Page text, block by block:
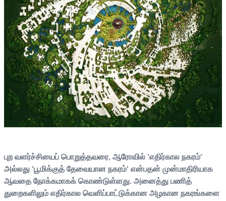
புற வளர்ச்சியைப் பொறுத்தவரை, ஆரோவில் 'எதிர்கால நகரம்'
அல்லது 'பூமிக்குத் தேவையான நகரம்' என்பதன் முன்மாதிரியாக
ஆவதை நோக்கமாகக் கொண்டுள்ளது. அனைத்து பணித்
துறைகளிலும் எதிர்கால வெளிப்பாட்டுக்கான அழகான நகரங்களை